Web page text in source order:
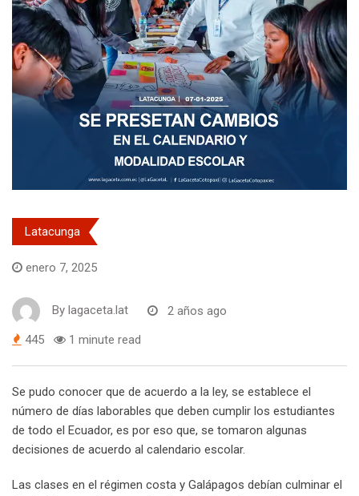
Latacunga
enero 7, 2025
By lagaceta.lat 2 años ago
445 1 minute read
Se pudo conocer que de acuerdo a la ley, se establece el
número de días laborables que deben cumplir los estudiantes
de todo el Ecuador, es por eso que, se tomaron algunas
decisiones de acuerdo al calendario escolar.
Las clases en el régimen costa y Galápagos debían culminar el